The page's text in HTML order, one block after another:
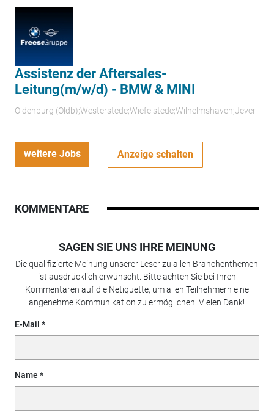
Assistenz der Aftersales-
Leitung(m/w/d) - BMW & MINI
Oldenburg (Oldb);Westerstede;Wiefelstede;Wilhelmshaven;Jever
weitere Jobs Anzeige schalten
KOMMENTARE
SAGEN SIE UNS IHRE MEINUNG
Die qualifizierte Meinung unserer Leser zu allen Branchenthemen
ist ausdrücklich erwünscht. Bitte achten Sie bei Ihren
Kommentaren auf die Netiquette, um allen Teilnehmern eine
angenehme Kommunikation zu ermöglichen. Vielen Dank!
E-Mail
Name